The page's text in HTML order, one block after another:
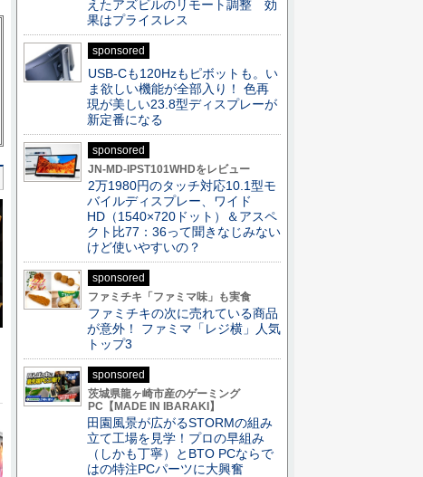
えたアズビルのリモート調整 効
果はプライスレス
sponsored
USB-Cも120Hzもピボットも。い
ま欲しい機能が全部入り！ 色再
現が美しい23.8型ディスプレーが
新定番になる
sponsored
JN-MD-IPST101WHDをレビュー
2万1980円のタッチ対応10.1型モ
バイルディスプレー、ワイド
HD（1540×720ドット）＆アスペ
クト比77：36って聞きなじみない
けど使いやすいの？
sponsored
ファミチキ「ファミマ味」も実食
ファミチキの次に売れている商品
が意外！ ファミマ「レジ横」人気
トップ3
sponsored
茨城県龍ヶ崎市産のゲーミング
PC【MADE IN IBARAKI】
田園風景が広がるSTORMの組み
立て工場を見学！プロの早組み
（しかも丁寧）とBTO PCならで
はの特注PCパーツに大興奮